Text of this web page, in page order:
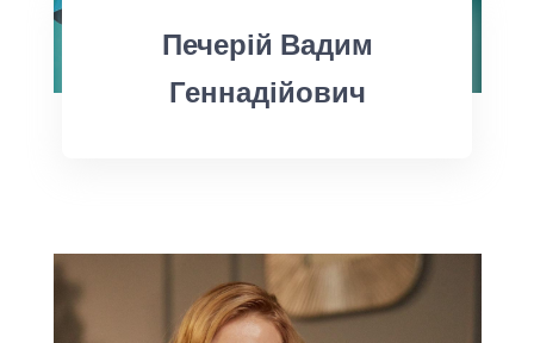
Печерій Вадим
Геннадійович